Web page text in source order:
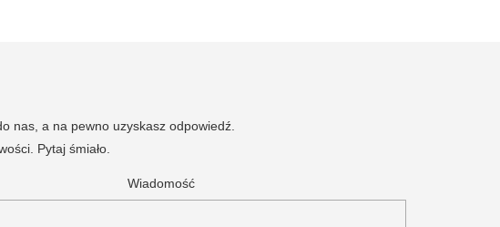
nas, a na pewno uzyskasz odpowiedź.
Pytaj śmiało.
Wiadomość